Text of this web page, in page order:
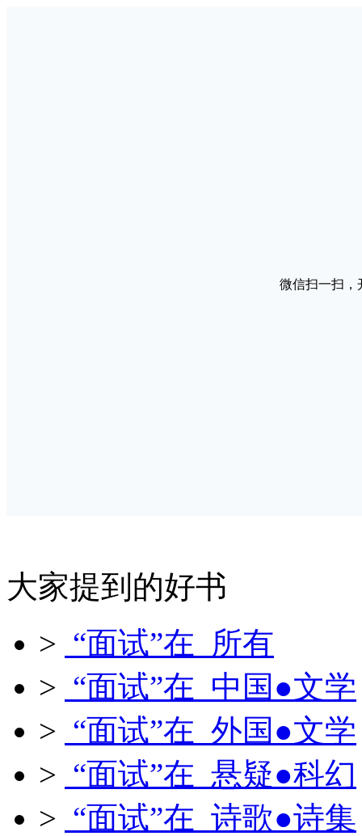
微信扫一扫，
大家提到的好书
> “面试”在 所有
> “面试”在 中国●文学
> “面试”在 外国●文学
> “面试”在 悬疑●科幻
> “面试”在 诗歌●诗集